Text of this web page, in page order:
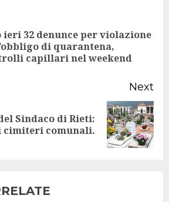
ieri 32 denunce per violazione
di quarantena,
capillari nel weekend
Next
Sindaco di Rieti:
cimiteri comunali.